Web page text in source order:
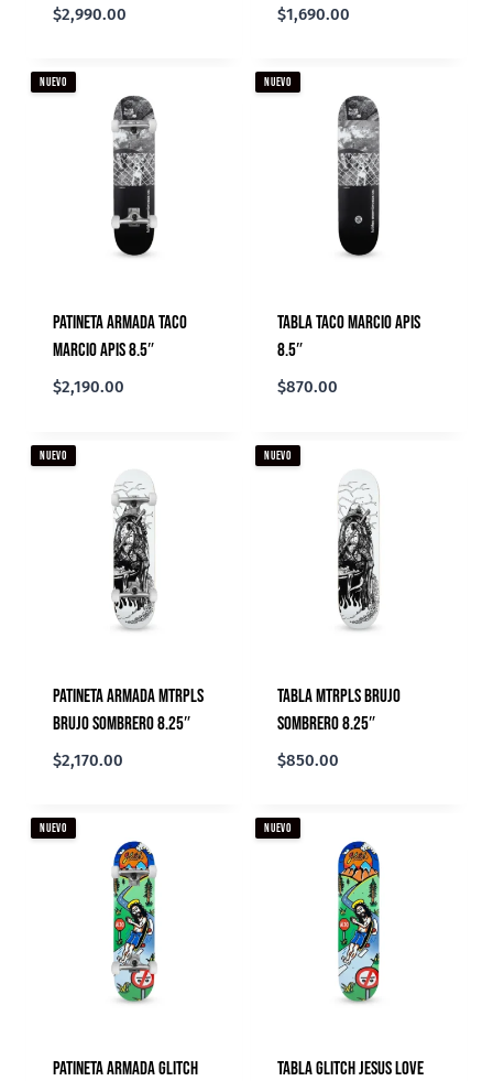
$2,990.00 $1,690.00
NUEVO
Patineta Armada TACo
Marcio Apis 8.5″
$2,190.00
NUEVO
Tabla TACo Marcio Apis
8.5″
$870.00
NUEVO
Patineta Armada Mtrpls
Brujo Sombrero 8.25″
$2,170.00
NUEVO
Tabla Mtrpls Brujo
Sombrero 8.25″
$850.00
NUEVO
Patineta Armada Glitch
NUEVO
Tabla Glitch Jesus Love